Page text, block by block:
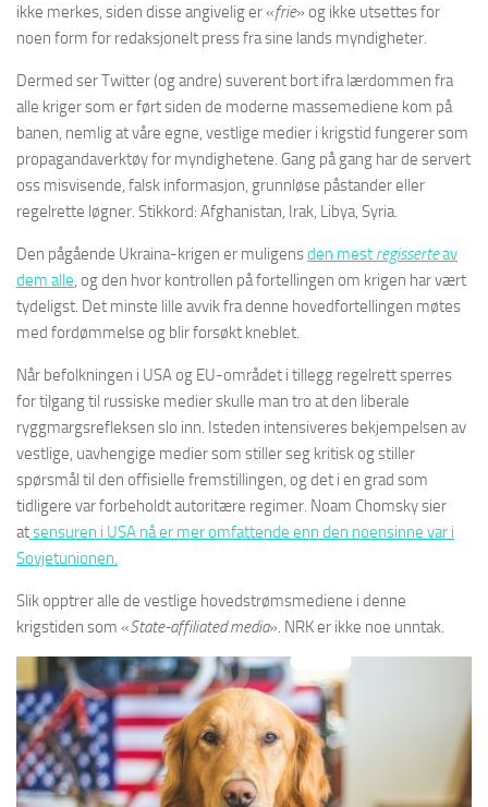
ikke merkes, siden disse angivelig er «frie» og ikke utsettes for
noen form for redaksjonelt press fra sine lands myndigheter.
Dermed ser Twitter (og andre) suverent bort ifra lærdommen fra
alle kriger som er ført siden de moderne massemediene kom på
banen, nemlig at våre egne, vestlige medier i krigstid fungerer som
propagandaverktøy for myndighetene. Gang på gang har de servert
oss misvisende, falsk informasjon, grunnløse påstander eller
regelrette løgner. Stikkord: Afghanistan, Irak, Libya, Syria.
Den pågående Ukraina-krigen er muligensden mest regisserteav
dem alle, og den hvor kontrollen på fortellingen om krigen har vært
tydeligst. Det minste lille avvik fra denne hovedfortellingen møtes
med fordømmelse og blir forsøkt kneblet.
Når befolkningen i USA og EU-området i tillegg regelrett sperres
for tilgang til russiske medier skulle man tro at den liberale
ryggmargsrefleksen slo inn. Isteden intensiveres bekjempelsen av
vestlige, uavhengige medier som stiller seg kritisk og stiller
spørsmål til den offisielle fremstillingen, og det i en grad som
tidligere var forbeholdt autoritære regimer. Noam Chomsky sier
atsensuren i USA nå er mer omfattende enn den noensinne var i
Sovjetunionen.
Slik opptrer alle de vestlige hovedstrømsmediene i denne
krigstiden som «State-affiliated media». NRK er ikke noe unntak.